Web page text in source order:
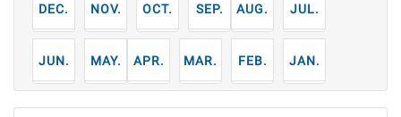
12月 11月 10月 9月 8月 7月
6月 5月 4月 3月 2月 1月